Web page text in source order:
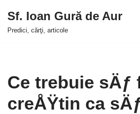
Sari
Sf. Ioan Gură de Aur
Predici, cărţi, articole
Ce trebuie sÄƒ
creÅŸtin ca